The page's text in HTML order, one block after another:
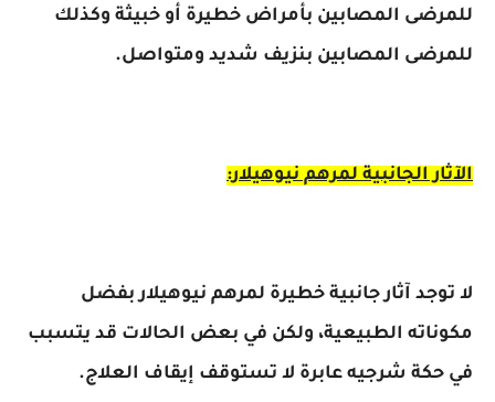
للمرضى المصابين بأمراض خطيرة أو خبيثة وكذلك
للمرضى المصابين بنزيف شديد ومتواصل.
الآثار الجانبية لمرهم نيوهيلار:
لا توجد آثار جانبية خطيرة لمرهم نيوهيلار بفضل
مكوناته الطبيعية، ولكن في بعض الحالات قد يتسبب
في حكة شرجيه عابرة لا تستوقف إيقاف العلاج.